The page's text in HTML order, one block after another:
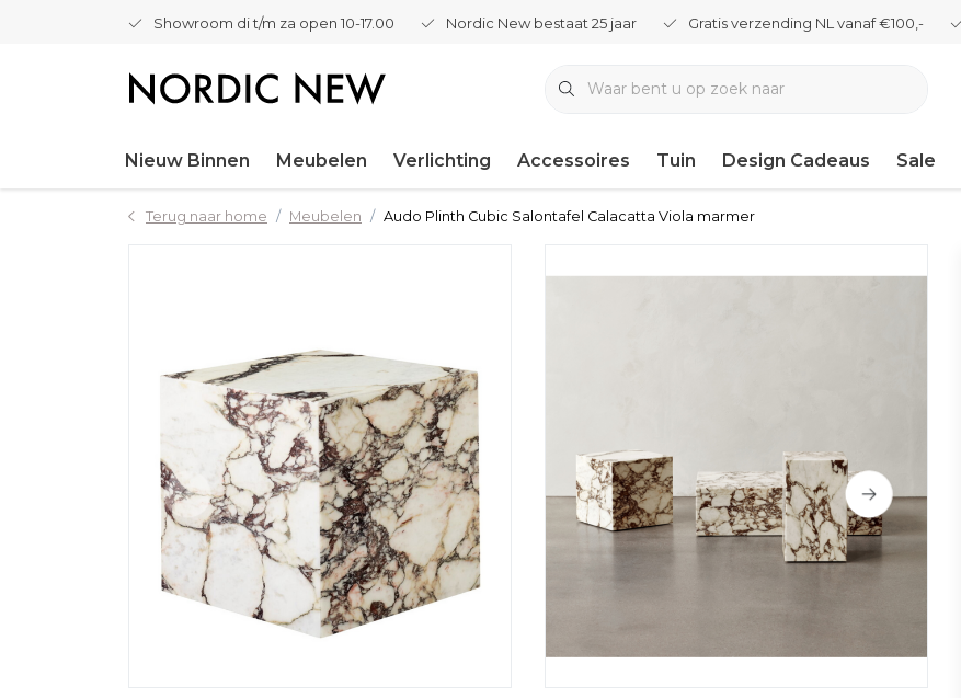
Showroom di t/m za open 10-17.00 Nordic New bestaat 25 jaar Gratis verzending NL vanaf €100,-
Nieuw Binnen Meubelen Verlichting Accessoires Tuin Design Cadeaus Sale
Terug naar home Meubelen Audo Plinth Cubic Salontafel Calacatta Viola marmer